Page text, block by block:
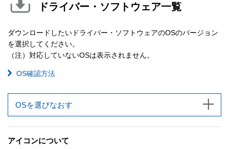
ドライバー・ソフトウェア一覧
ダウンロードしたいドライバー・ソフトウェアのOSのバージョン
を選択してください。
（注）対応していないOSは表示されません。
OS確認方法
OSを選びなおす
アイコンについて